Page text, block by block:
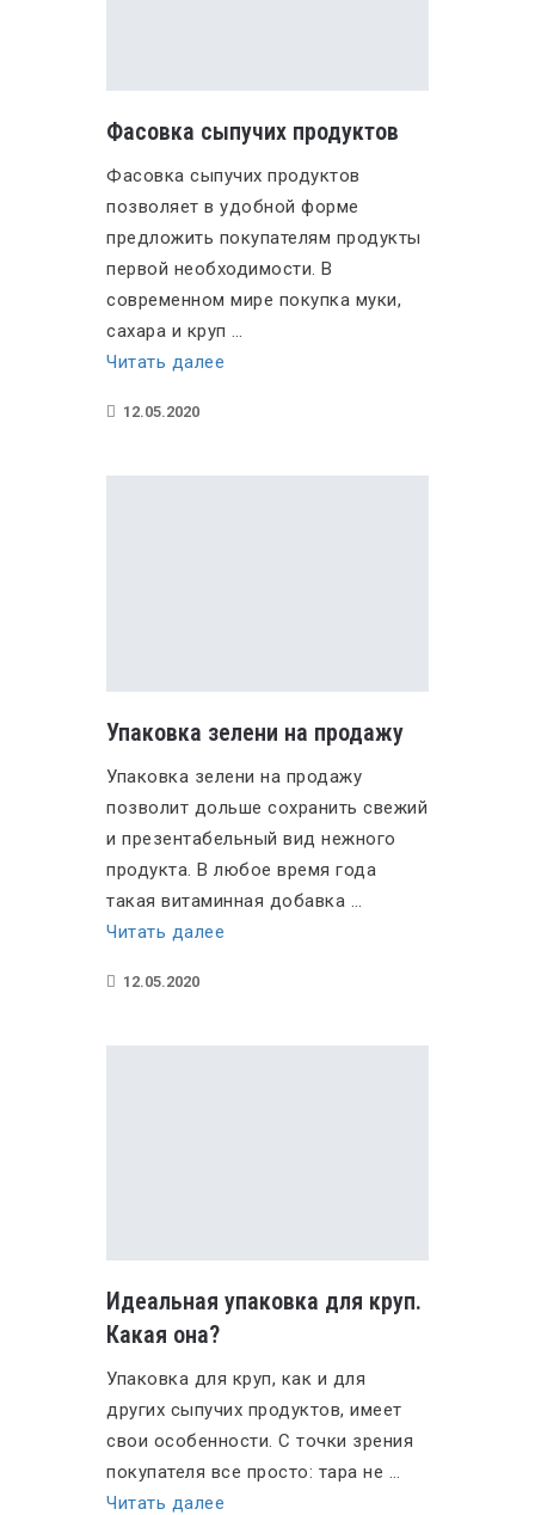
Фасовка сыпучих продуктов
Фасовка сыпучих продуктов
позволяет в удобной форме
предложить покупателям продукты
первой необходимости. В
современном мире покупка муки,
сахара и круп …
Читать далее
12.05.2020
Упаковка зелени на продажу
Упаковка зелени на продажу
позволит дольше сохранить свежий
и презентабельный вид нежного
продукта. В любое время года
такая витаминная добавка …
Читать далее
12.05.2020
Идеальная упаковка для круп.
Какая она?
Упаковка для круп, как и для
других сыпучих продуктов, имеет
свои особенности. С точки зрения
покупателя все просто: тара не …
Читать далее